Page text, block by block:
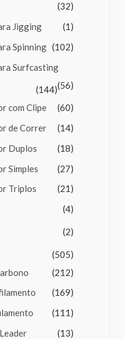
(32)
Jigging
(1)
Spinning (102)
Surfcasting
(56)
(144)
com Clipe
(60)
de Correr
(14)
Duplos
(18)
Simples
(27)
Triplos
(21)
(4)
(2)
(505)
(212)
(169)
(111)
(13)